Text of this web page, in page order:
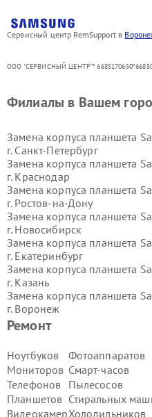
Сервисный центр RemSupport в
ООО "СЕРВИСНЫЙ ЦЕНТР"*
Ремонт
Ноутбуков
Мониторов
Телефонов
Планшетов
Видеокамер
Фотоаппаратов
Смарт-часов
Пылесосов
Стиральных
Холодильников
Филиалы в Вашем
Замена корпуса планшета
г. Санкт-Петербург
Замена корпуса планшета
г. Краснодар
Замена корпуса планшета
г. Ростов-на-Дону
Замена корпуса планшета
г. Новосибирск
Замена корпуса планшета
г. Екатеринбург
Замена корпуса планшета
г. Казань
Замена корпуса планшета
г. Воронеж
Замена корпуса планшета
г. Волгоград
Замена корпуса планшета
г.Самара
Замена корпуса планшета
г.Пермь
Замена корпуса планшета
г.Красноярск